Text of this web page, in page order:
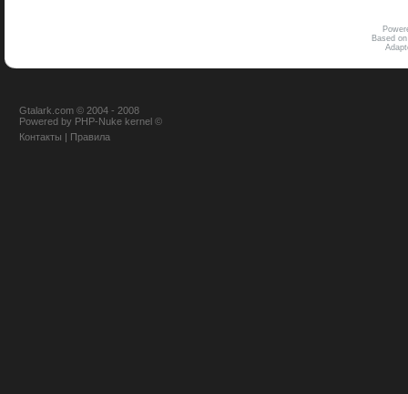
Based
Gtalark.com © 2004 - 2008
Powered by PHP-Nuke kernel ©
Контакты | Правила